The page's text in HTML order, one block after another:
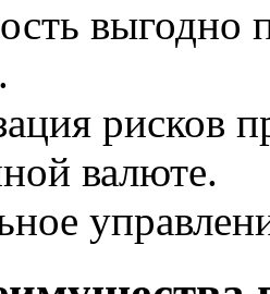
выгодно
рисков
валюте.